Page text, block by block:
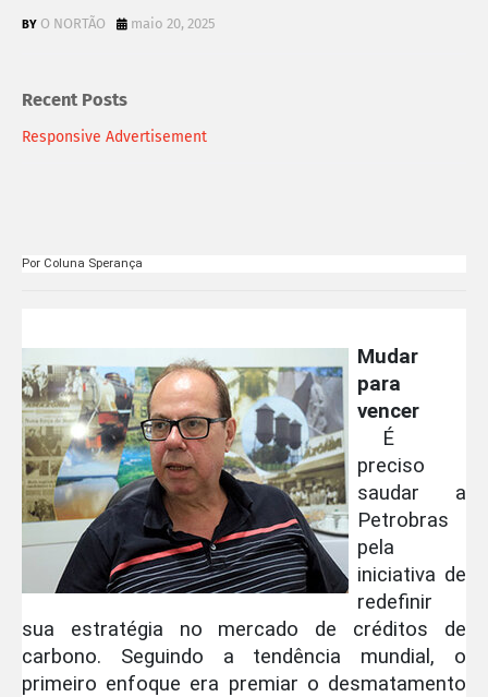
O NORTÃO maio 20, 2025
Recent Posts
Responsive Advertisement
Por Coluna Sperança
Mudar
para
vencer
É
preciso
saudar a
Petrobras
pela
iniciativa de
redefinir
sua estratégia no mercado de créditos de
carbono. Seguindo a tendência mundial, o
primeiro enfoque era premiar o desmatamento